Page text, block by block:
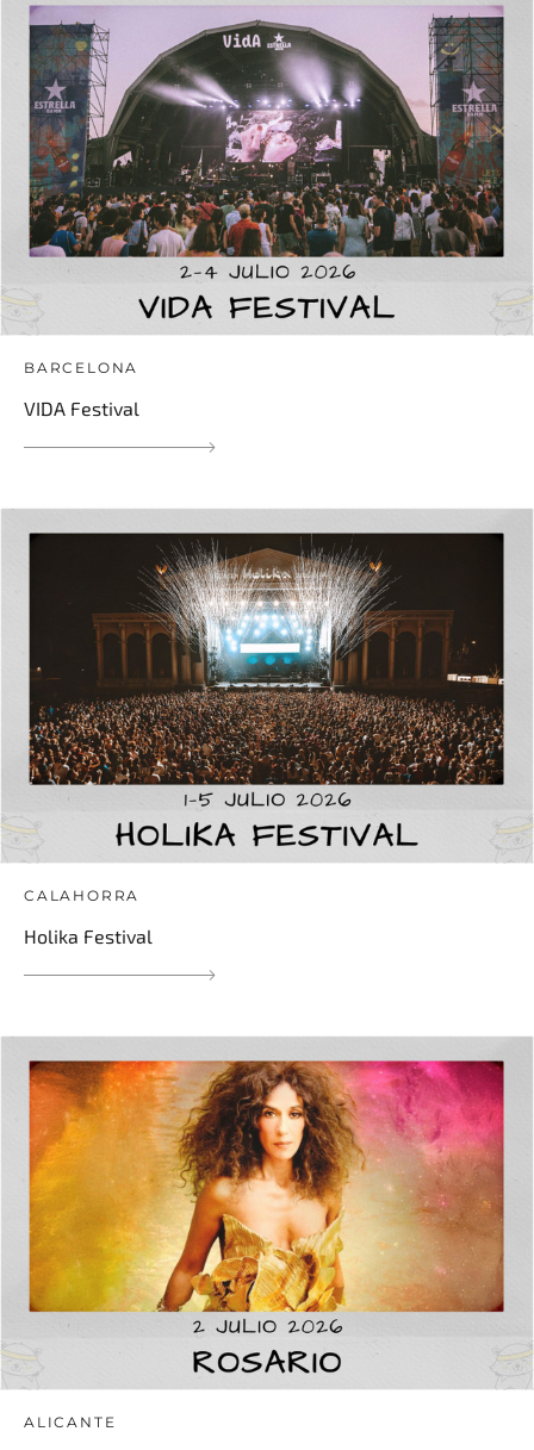
BARCELONA
VIDA Festival
CALAHORRA
Holika Festival
ALICANTE